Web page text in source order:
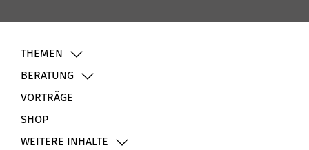
THEMEN
BERATUNG
VORTRÄGE
SHOP
WEITERE INHALTE